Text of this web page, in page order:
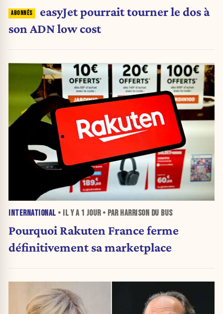
easyJet pourrait tourner le dos à
son ADN low cost
INTERNATIONAL • IL Y A 1 JOUR• PAR HARRISON DU BUS
Pourquoi Rakuten France ferme
définitivement sa marketplace